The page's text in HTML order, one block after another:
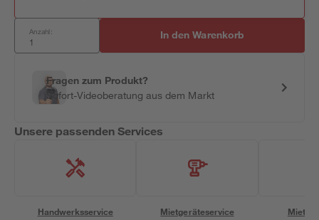
Anzahl: In den Warenkorb
Fragen zum Produkt?
Sofort-Videoberatung aus dem Markt
Unsere passenden Services
Handwerksservice Mietgeräteservice